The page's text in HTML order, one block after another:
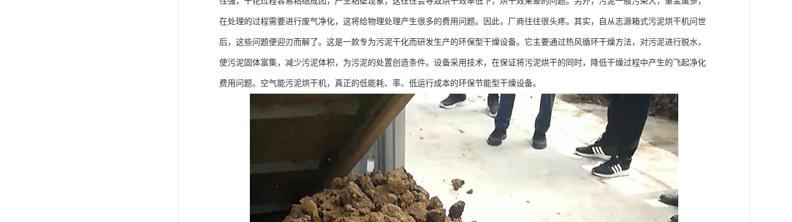
在处理的过程需要进行废气净化，这将给物理处理产生很多的费用问题。因此，厂商往往很头疼。其实，自从志源箱式污泥烘干机问世
后，这些问题便迎刃而解了。这是一款专为污泥干化而研发生产的环保型干燥设备。它主要通过热风循环干燥方法，对污泥进行脱水，
使污泥固体富集，减少污泥体积，为污泥的处置创造条件。设备采用技术，在保证将污泥烘干的同时，降低干燥过程中产生的飞起净化
费用问题。空气能污泥烘干机，真正的低能耗、率、低运行成本的环保节能型干燥设备。